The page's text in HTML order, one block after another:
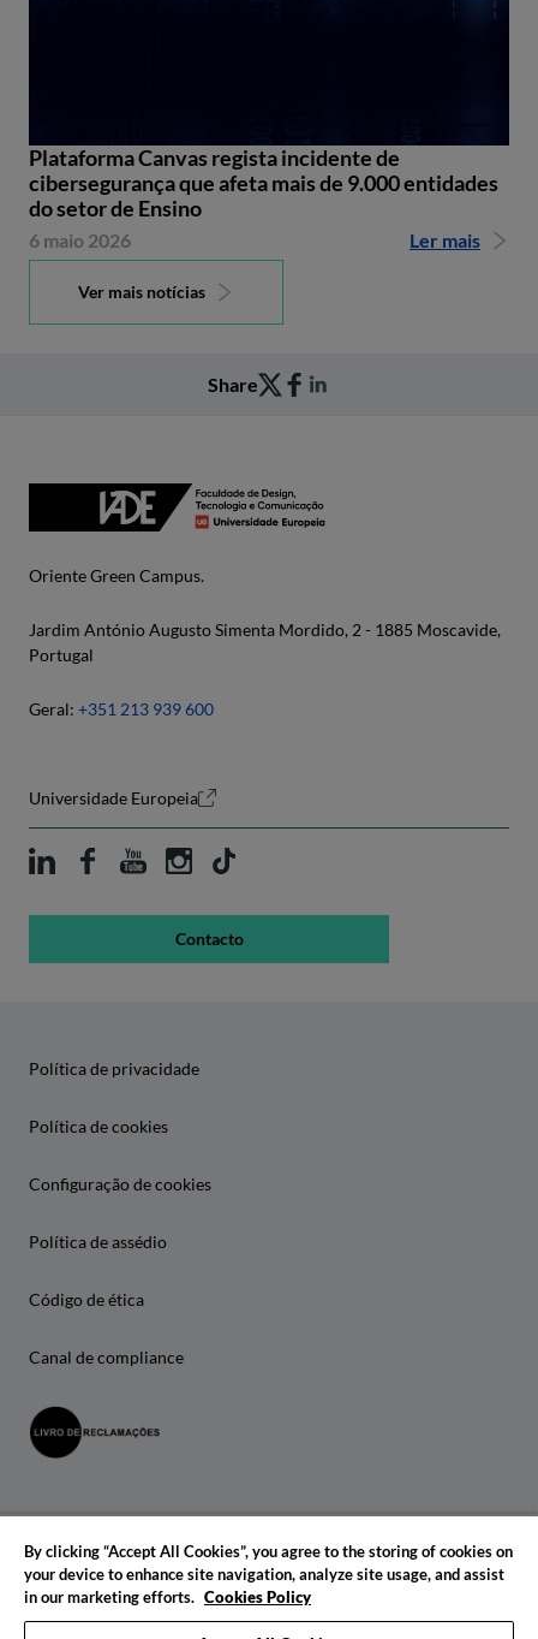
Plataforma Canvas regista incidente de
cibersegurança que afeta mais de 9.000 entidades
do setor de Ensino
6 maio 2026 Ler mais
Ver mais notícias
Share
Oriente Green Campus.
Jardim António Augusto Simenta Mordido, 2 - 1885 Moscavide,
Portugal
Geral: +351 213 939 600
Universidade Europeia
Contacto
Política de privacidade
Política de cookies
Configuração de cookies
Política de assédio
Código de ética
Canal de compliance
© 2026 IADE. Todos os direitos reservados.
By clicking “Accept All Cookies”, you agree to the storing of cookies on
your device to enhance site navigation, analyze site usage, and assist
in our marketing efforts. Cookies Policy